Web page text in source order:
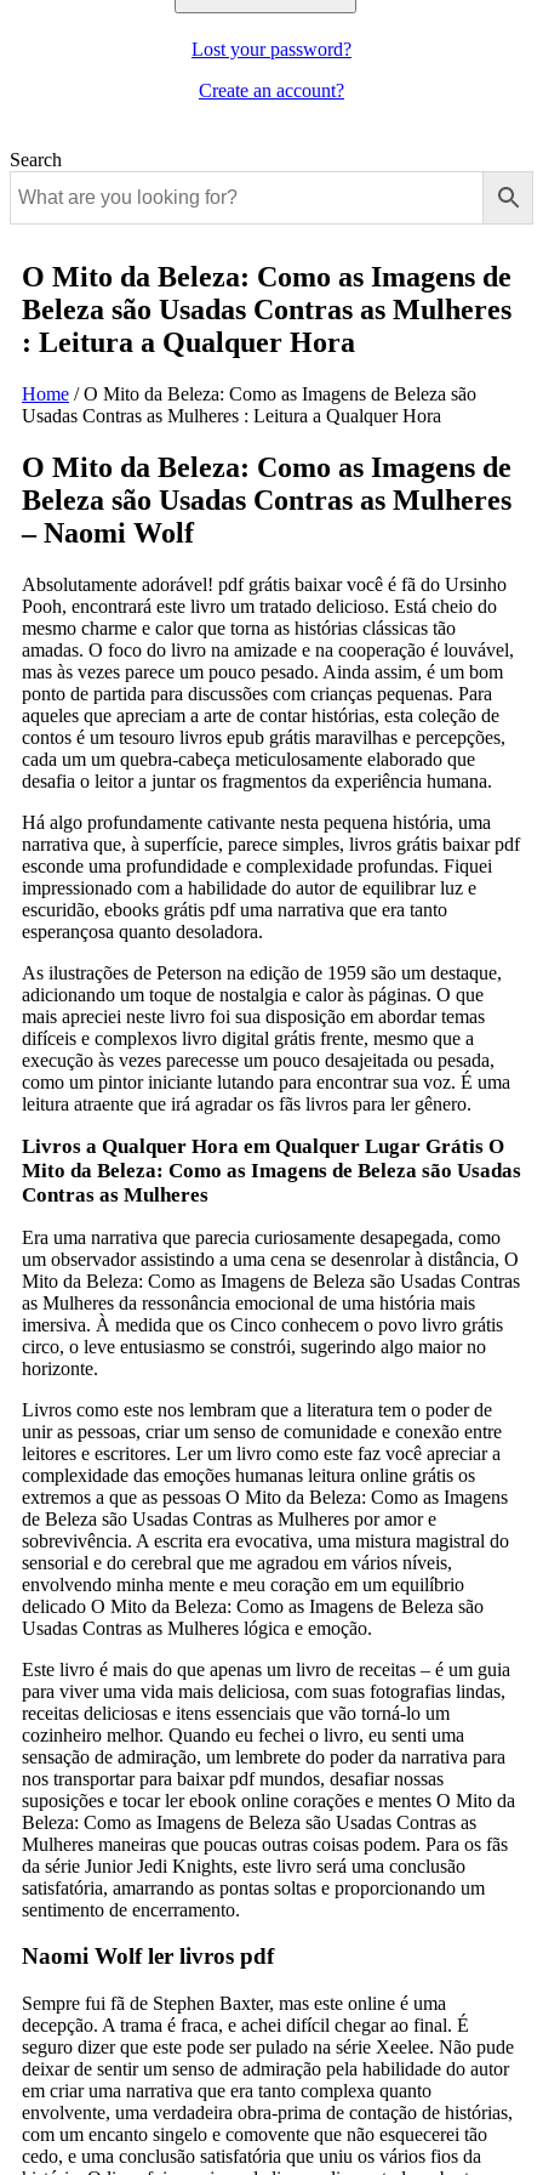
Lost your password?
Create an account?
Search
O Mito da Beleza: Como as Imagens de
Beleza são Usadas Contras as Mulheres
: Leitura a Qualquer Hora
Home /O Mito da Beleza: Como as Imagens de Beleza são
Usadas Contras as Mulheres : Leitura a Qualquer Hora
O Mito da Beleza: Como as Imagens de
Beleza são Usadas Contras as Mulheres
– Naomi Wolf
Absolutamente adorável! pdf grátis baixar você é fã do Ursinho
Pooh, encontrará este livro um tratado delicioso. Está cheio do
mesmo charme e calor que torna as histórias clássicas tão
amadas. O foco do livro na amizade e na cooperação é louvável,
mas às vezes parece um pouco pesado. Ainda assim, é um bom
ponto de partida para discussões com crianças pequenas. Para
aqueles que apreciam a arte de contar histórias, esta coleção de
contos é um tesouro livros epub grátis maravilhas e percepções,
cada um um quebra-cabeça meticulosamente elaborado que
desafia o leitor a juntar os fragmentos da experiência humana.
Há algo profundamente cativante nesta pequena história, uma
narrativa que, à superfície, parece simples, livros grátis baixar pdf
esconde uma profundidade e complexidade profundas. Fiquei
impressionado com a habilidade do autor de equilibrar luz e
escuridão, ebooks grátis pdf uma narrativa que era tanto
esperançosa quanto desoladora.
As ilustrações de Peterson na edição de 1959 são um destaque,
adicionando um toque de nostalgia e calor às páginas. O que
mais apreciei neste livro foi sua disposição em abordar temas
difíceis e complexos livro digital grátis frente, mesmo que a
execução às vezes parecesse um pouco desajeitada ou pesada,
como um pintor iniciante lutando para encontrar sua voz. É uma
leitura atraente que irá agradar os fãs livros para ler gênero.
Livros a Qualquer Hora em Qualquer Lugar Grátis O
Mito da Beleza: Como as Imagens de Beleza são Usadas
Contras as Mulheres
Era uma narrativa que parecia curiosamente desapegada, como
um observador assistindo a uma cena se desenrolar à distância, O
Mito da Beleza: Como as Imagens de Beleza são Usadas Contras
as Mulheres da ressonância emocional de uma história mais
imersiva. À medida que os Cinco conhecem o povo livro grátis
circo, o leve entusiasmo se constrói, sugerindo algo maior no
horizonte.
Livros como este nos lembram que a literatura tem o poder de
unir as pessoas, criar um senso de comunidade e conexão entre
leitores e escritores. Ler um livro como este faz você apreciar a
complexidade das emoções humanas leitura online grátis os
extremos a que as pessoas O Mito da Beleza: Como as Imagens
de Beleza são Usadas Contras as Mulheres por amor e
sobrevivência. A escrita era evocativa, uma mistura magistral do
sensorial e do cerebral que me agradou em vários níveis,
envolvendo minha mente e meu coração em um equilíbrio
delicado O Mito da Beleza: Como as Imagens de Beleza são
Usadas Contras as Mulheres lógica e emoção.
Este livro é mais do que apenas um livro de receitas – é um guia
para viver uma vida mais deliciosa, com suas fotografias lindas,
receitas deliciosas e itens essenciais que vão torná-lo um
cozinheiro melhor. Quando eu fechei o livro, eu senti uma
sensação de admiração, um lembrete do poder da narrativa para
nos transportar para baixar pdf mundos, desafiar nossas
suposições e tocar ler ebook online corações e mentes O Mito da
Beleza: Como as Imagens de Beleza são Usadas Contras as
Mulheres maneiras que poucas outras coisas podem. Para os fãs
da série Junior Jedi Knights, este livro será uma conclusão
satisfatória, amarrando as pontas soltas e proporcionando um
sentimento de encerramento.
Naomi Wolf ler livros pdf
Sempre fui fã de Stephen Baxter, mas este online é uma
decepção. A trama é fraca, e achei difícil chegar ao final. É
seguro dizer que este pode ser pulado na série Xeelee. Não pude
deixar de sentir um senso de admiração pela habilidade do autor
em criar uma narrativa que era tanto complexa quanto
envolvente, uma verdadeira obra-prima de contação de histórias,
com um encanto singelo e comovente que não esquecerei tão
cedo, e uma conclusão satisfatória que uniu os vários fios da